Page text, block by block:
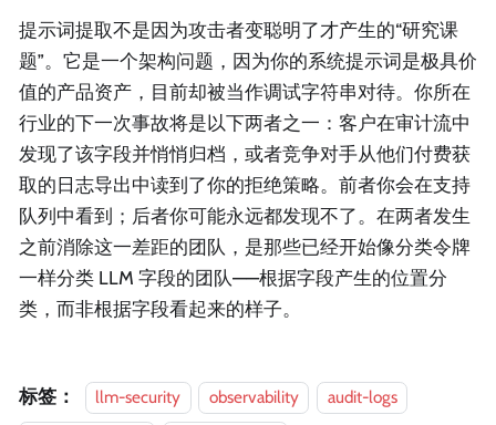
提示词提取不是因为攻击者变聪明了才产生的“研究课
题”。它是一个架构问题，因为你的系统提示词是极具价
值的产品资产，目前却被当作调试字符串对待。你所在
行业的下一次事故将是以下两者之一：客户在审计流中
发现了该字段并悄悄归档，或者竞争对手从他们付费获
取的日志导出中读到了你的拒绝策略。前者你会在支持
队列中看到；后者你可能永远都发现不了。在两者发生
之前消除这一差距的团队，是那些已经开始像分类令牌
一样分类 LLM 字段的团队——根据字段产生的位置分
类，而非根据字段看起来的样子。
标签： llm-security observability
audit-logs